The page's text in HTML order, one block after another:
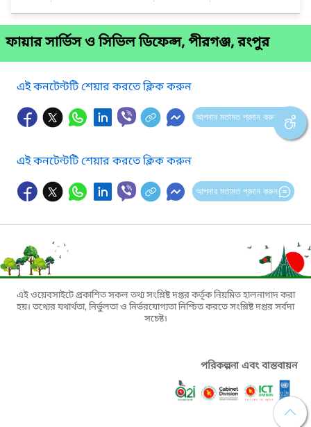
ফায়ার সার্ভিস ও সিভিল ডিফেন্স, পীরগঞ্জ, রংপুর
এই কনটেন্টটি শেয়ার করতে ক্লিক করুন
আপনার মতামত প্রদান করুন
এই কনটেন্টটি শেয়ার করতে ক্লিক করুন
আপনার মতামত প্রদান করুন
এই ওয়েবসাইটে প্রকাশিত সকল তথ্য সংশ্লিষ্ট দপ্তর কর্তৃক নিয়মিত হালনাগাদ করা
হয়। তথ্যের যথার্থতা, নির্ভুলতা ও নির্ভরযোগ্যতা নিশ্চিত করতে সংশ্লিষ্ট দপ্তর সর্বদা
সচেষ্ট।
পরিকল্পনা এবং বাস্তবায়ন